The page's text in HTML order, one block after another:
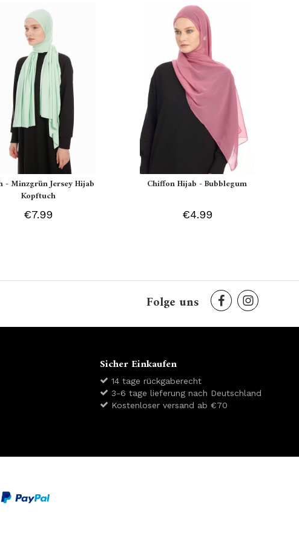
- Minzgrün Jersey Hijab
Kopftuch
€7.99
Chiffon Hijab - Bubblegum
€4.99
Folge uns
Sicher Einkaufen
14 tage rückgaberecht
3-6 tage lieferung nach Deutschland
Kostenloser versand ab €70